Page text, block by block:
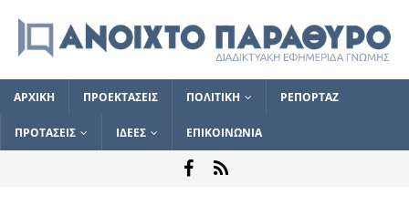
ΑΡΧΙΚΗ ΠΡΟΕΚΤΑΣΕΙΣ ΠΟΛΙΤΙΚΗ ΡΕΠΟΡΤΑΖ
ΠΡΟΤΑΣΕΙΣ ΙΔΕΕΣ ΕΠΙΚΟΙΝΩΝΙΑ